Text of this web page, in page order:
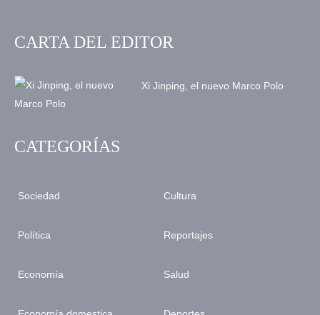
CARTA DEL EDITOR
Xi Jinping, el nuevo Marco Polo
CATEGORÍAS
Sociedad
Política
Economía
Cultura
Reportajes
Salud